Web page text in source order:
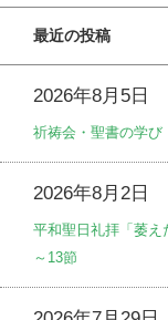
最近の投稿
2026年8月5日
祈祷会・聖書の学
2026年8月2日
平和聖日礼拝「萎え
～13節